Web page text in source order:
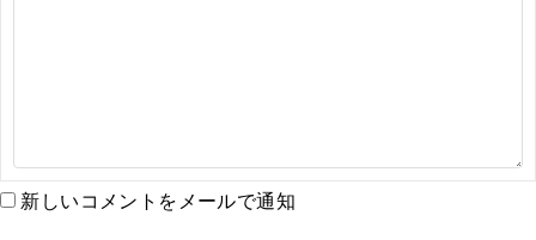
新しいコメントをメールで通知